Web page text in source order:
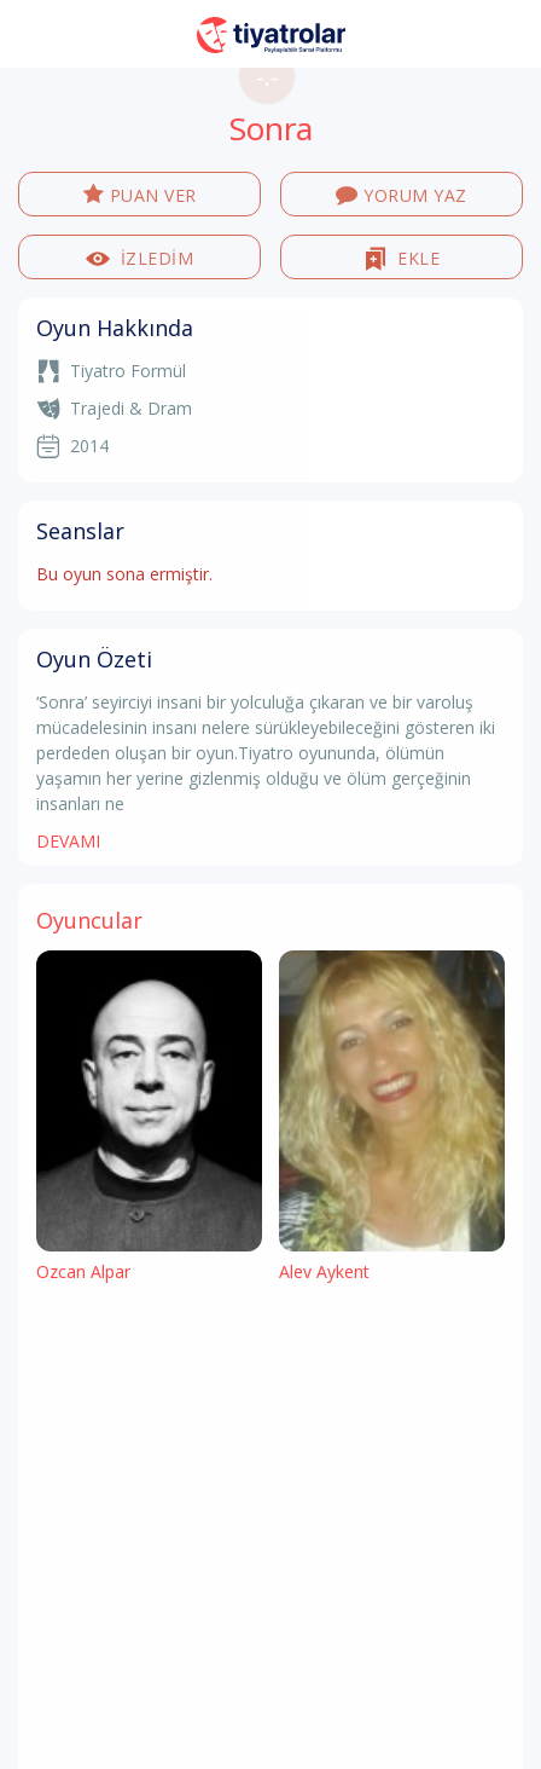
-.-
Sonra
PUAN VER YORUM YAZ
İZLEDİM EKLE
Oyun Hakkında
Tiyatro Formül
Trajedi & Dram
2014
Seanslar
Bu oyun sona ermiştir.
Oyun Özeti
‘Sonra’ seyirciyi insani bir yolculuğa çıkaran ve bir varoluş
mücadelesinin insanı nelere sürükleyebileceğini gösteren iki
perdeden oluşan bir oyun.Tiyatro oyununda, ölümün
yaşamın her yerine gizlenmiş olduğu ve ölüm gerçeğinin
insanları ne
DEVAMI
Oyuncular
Özcan Alpar Alev Aykent